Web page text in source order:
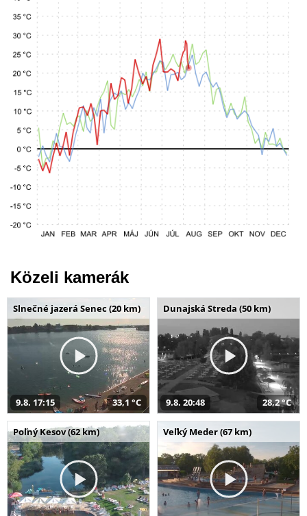
Közeli kamerák
Slnečné jazerá Senec (20 km)
9.8. 17:15 33,1 °C
Dunajská Streda (50 km)
9.8. 20:48 28,2 °C
Poľný Kesov (62 km) Veľký Meder (67 km)